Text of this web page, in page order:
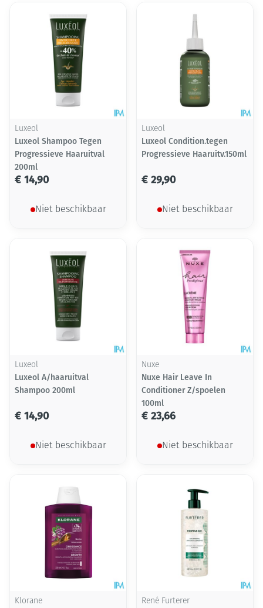
Luxeol
Luxeol Shampoo Tegen
Progressieve Haaruitval
200ml
€ 14,90
Niet beschikbaar
Luxeol
Luxeol Condition.tegen
Progressieve Haaruitv.150ml
€ 29,90
Niet beschikbaar
Luxeol
Luxeol A/haaruitval
Shampoo 200ml
€ 14,90
Niet beschikbaar
Nuxe
Nuxe Hair Leave In
Conditioner Z/spoelen
100ml
€ 23,66
Niet beschikbaar
Klorane René Furterer